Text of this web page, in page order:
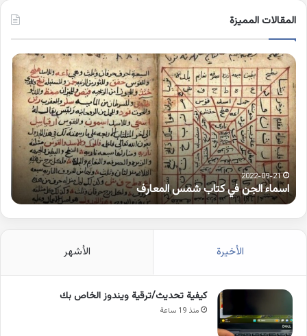
المقالات المميزة
اسماء
الجن
في
كتاب
شمس
المعارف
2022-09-21
اسماء الجن في كتاب شمس المعارف
الأخيرة الأشهر
كيفية تحديث/ترقية ويندوز الخاص بك
منذ 19 ساعة